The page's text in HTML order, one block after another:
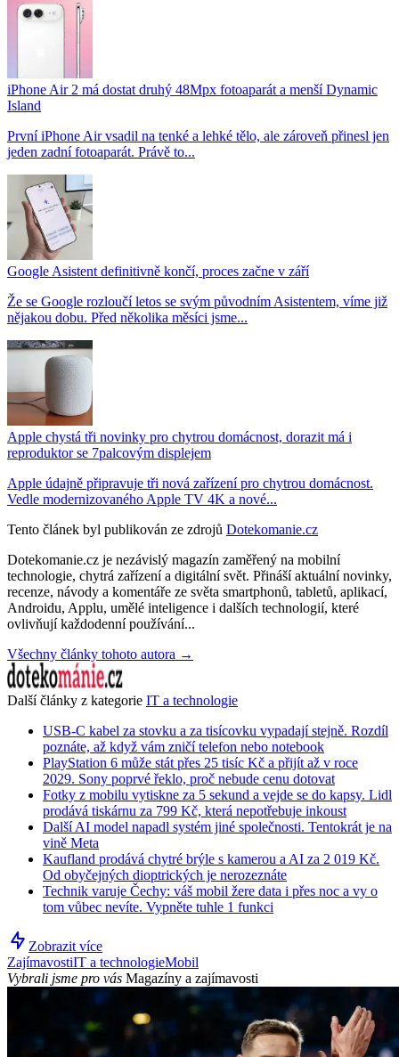
iPhone Air 2 má dostat druhý 48Mpx fotoaparát a menší Dynamic
Island
První iPhone Air vsadil na tenké a lehké tělo, ale zároveň přinesl jen
jeden zadní fotoaparát. Právě to...
Google Asistent definitivně končí, proces začne v září
Že se Google rozloučí letos se svým původním Asistentem, víme již
nějakou dobu. Před několika měsíci jsme...
Apple chystá tři novinky pro chytrou domácnost, dorazit má i
reproduktor se 7palcovým displejem
Apple údajně připravuje tři nová zařízení pro chytrou domácnost.
Vedle modernizovaného Apple TV 4K a nové...
Tento článek byl publikován ze zdrojů Dotekomanie.cz
Dotekomanie.cz je nezávislý magazín zaměřený na mobilní
technologie, chytrá zařízení a digitální svět. Přináší aktuální novinky,
recenze, návody a komentáře ze světa smartphonů, tabletů, aplikací,
Androidu, Applu, umělé inteligence i dalších technologií, které
ovlivňují každodenní používání...
Všechny články tohoto autora →
Další články z kategorie IT a technologie
USB-C kabel za stovku a za tisícovku vypadají stejně. Rozdíl
poznáte, až když vám zničí telefon nebo notebook
PlayStation 6 může stát přes 25 tisíc Kč a přijít až v roce
2029. Sony poprvé řeklo, proč nebude cenu dotovat
Fotky z mobilu vytiskne za 5 sekund a vejde se do kapsy. Lidl
prodává tiskárnu za 799 Kč, která nepotřebuje inkoust
Další AI model napadl systém jiné společnosti. Tentokrát je na
vině Meta
Kaufland prodává chytré brýle s kamerou a AI za 2 019 Kč.
Od obyčejných dioptrických je nerozeznáte
Technik varuje Čechy: váš mobil žere data i přes noc a vy o
tom vůbec nevíte. Vypněte tuhle 1 funkci
Zobrazit více
ZajímavostiIT a technologieMobil
Vybrali jsme pro vás Magazíny a zajímavosti